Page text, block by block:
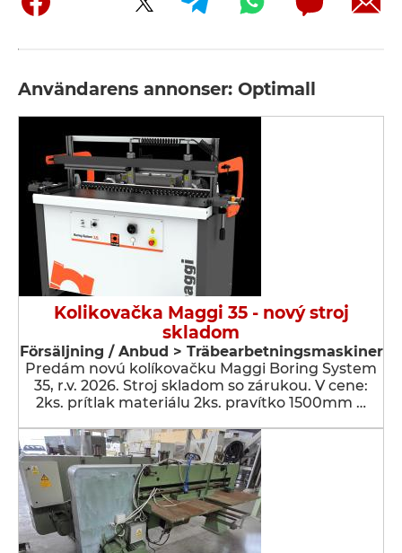
Användarens annonser: Optimall
Kolikovačka Maggi 35 - nový stroj
skladom
Försäljning / Anbud > Träbearbetningsmaskiner
Predám novú kolíkovačku Maggi Boring System
35, r.v. 2026. Stroj skladom so zárukou. V cene:
2ks. prítlak materiálu 2ks. pravítko 1500mm …